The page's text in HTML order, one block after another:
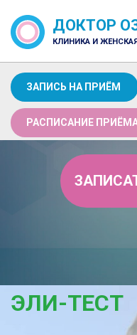
ДОКТОР
КЛИНИКА И
ЗАПИСЬ НА ПРИЁМ
РАСПИСАНИЕ
ЭЛИ-ТЕСТ